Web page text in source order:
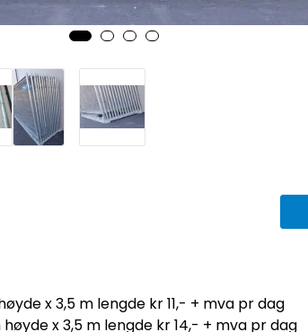
x 3,5 m lengde kr 11,- + mva pr dag
x 3,5 m lengde kr 14,- + mva pr dag